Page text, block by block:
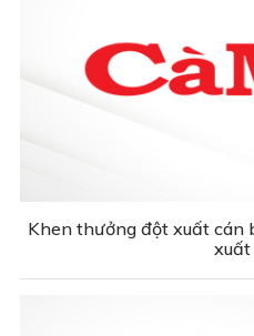
Khen thưởng đột xuất
xuất